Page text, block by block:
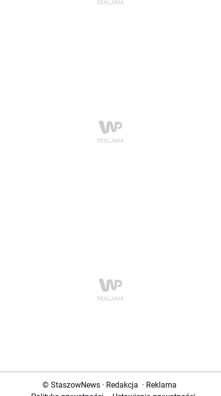
© StaszowNews · Redakcja · Reklama